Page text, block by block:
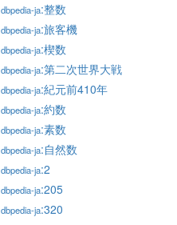
dbpedia-ja:整数
dbpedia-ja:旅客機
dbpedia-ja:楔数
dbpedia-ja:第二次世界大戦
dbpedia-ja:紀元前410年
dbpedia-ja:約数
dbpedia-ja:素数
dbpedia-ja:自然数
dbpedia-ja:2
dbpedia-ja:205
dbpedia-ja:320